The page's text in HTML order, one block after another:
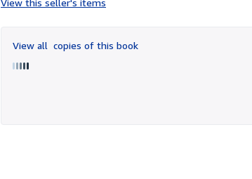
of
5
View this seller's items
View all copies of this book